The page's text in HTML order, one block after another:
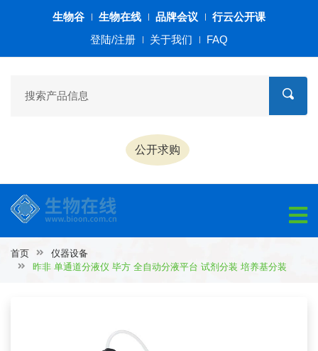
生物谷 生物在线 品牌会议
行云公开课
登陆/注册
关于我们 FAQ
公开求购
首页
仪器设备
昨非 单通道分液仪 毕方 全自动分液平台 试剂分装 培养基分装